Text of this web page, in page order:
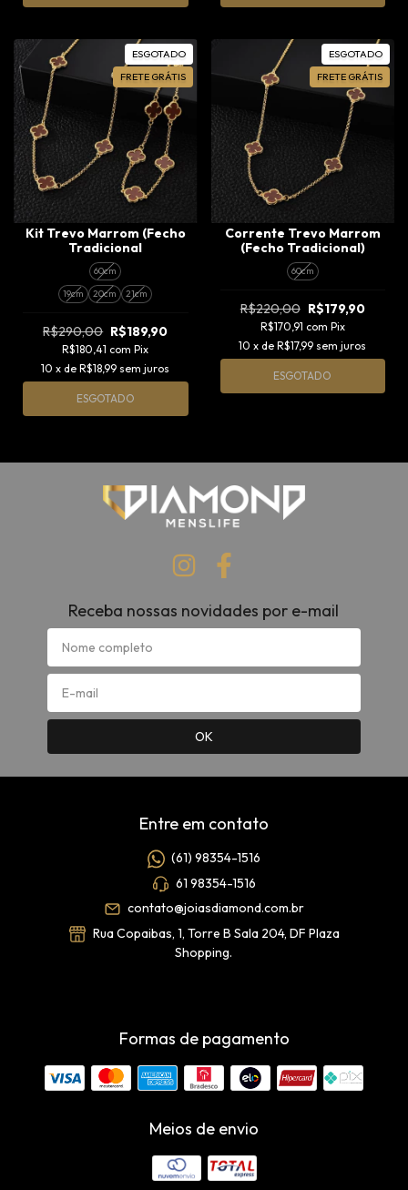
ESGOTADO
FRETE GRÁTIS
Kit Trevo Marrom (Fecho
Tradicional
60cm
19cm
20cm 21cm
R$290,00 R$189,90
R$180,41 com Pix
10 x deR$18,99 sem juros
ESGOTADO
ESGOTADO
FRETE GRÁTIS
Corrente Trevo Marrom
(Fecho Tradicional)
60cm
R$220,00 R$179,90
R$170,91 com Pix
10 x deR$17,99 sem juros
ESGOTADO
Receba nossas novidades por e-mail
Entre em contato
(61) 98354-1516
61 98354-1516
contato@joiasdiamond.com.br
Rua Copaibas, 1, Torre B Sala 204, DF Plaza
Shopping.
Formas de pagamento
Meios de envio